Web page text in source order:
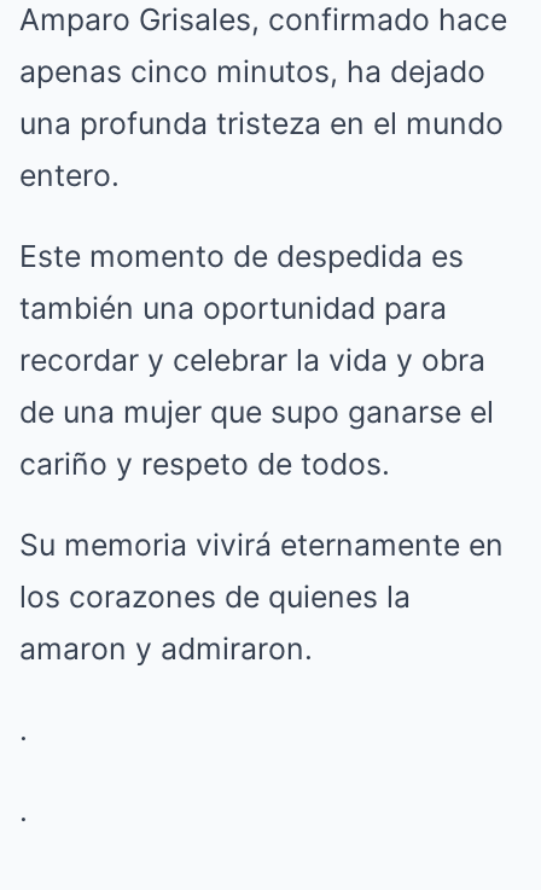
Amparo Grisales, confirmado hace
apenas cinco minutos, ha dejado
una profunda tristeza en el mundo
entero.
Este momento de despedida es
también una oportunidad para
recordar y celebrar la vida y obra
de una mujer que supo ganarse el
cariño y respeto de todos.
Su memoria vivirá eternamente en
los corazones de quienes la
amaron y admiraron.
.
.